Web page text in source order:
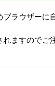
ラウザーに
ますのでご